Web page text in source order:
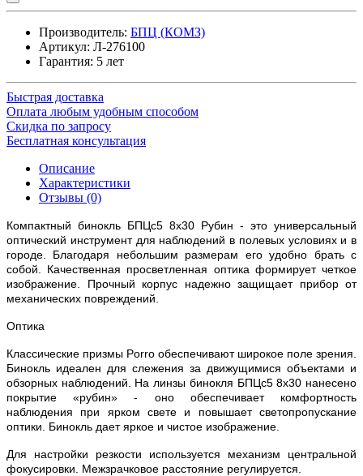
Производитель: БПЦ (КОМЗ)
Артикул: Л-276100
Гарантия: 5 лет
Быстрая доставка
Оплата любым удобным способом
Скидка по запросу
Бесплатная консультация
Описание
Характеристики
Отзывы (0)
Компактный бинокль БПЦс5 8х30 Рубин - это универсальный
оптический инструмент для наблюдений в полевых условиях и в
городе. Благодаря небольшим размерам его удобно брать с
собой. Качественная просветленная оптика формирует четкое
изображение. Прочный корпус надежно защищает прибор от
механических повреждений.
Оптика
Классические призмы Porro обеспечивают широкое поле зрения.
Бинокль идеален для слежения за движущимися объектами и
обзорных наблюдений. На линзы бинокля БПЦс5 8х30 нанесено
покрытие «рубин» - оно обеспечивает комфортность
наблюдения при ярком свете и повышает светопропускание
оптики. Бинокль дает яркое и чистое изображение.
Для настройки резкости используется механизм центральной
фокусировки. Межзрачковое расстояние регулируется.